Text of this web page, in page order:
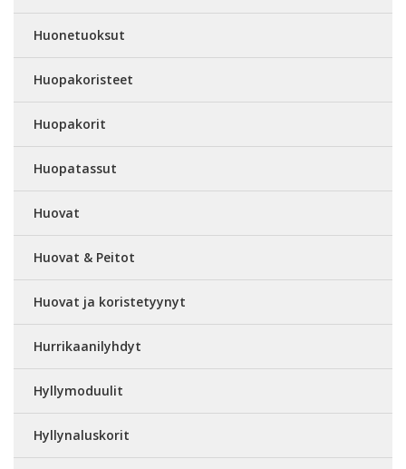
Huonetuoksut
Huopakoristeet
Huopakorit
Huopatassut
Huovat
Huovat & Peitot
Huovat ja koristetyynyt
Hurrikaanilyhdyt
Hyllymoduulit
Hyllynaluskorit